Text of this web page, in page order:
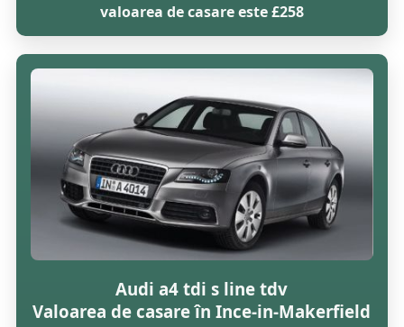
valoarea de casare este £258
Audi a4 tdi s line tdv
Valoarea de casare în Ince-in-Makerfield